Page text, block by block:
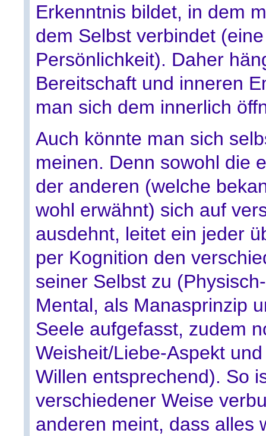
Erkenntnis bildet, in dem
dem Selbst verbindet
Persönlichkeit). Daher
Bereitschaft und inneren
man sich dem innerlich
Auch könnte man sich
meinen. Denn sowohl die
der anderen (welche
wohl erwähnt) sich auf
ausdehnt, leitet ein jeder
per Kognition den
seiner Selbst zu
Mental, als Manasprinzip
Seele aufgefasst, zudem
Weisheit/Liebe-Aspekt
Willen entsprechend). So
verschiedener Weise
anderen meint, dass alles